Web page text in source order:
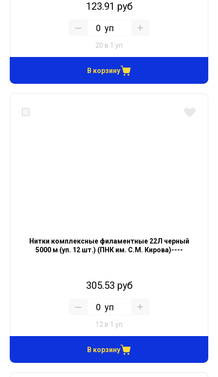
123.91 руб
уп
20 в 1 уп
В корзину
Нитки комплексные филаментные 22Л черный
5000 м (уп. 12 шт.) (ПНК им. С.М. Кирова)----
305.53 руб
уп
12 в 1 уп
В корзину